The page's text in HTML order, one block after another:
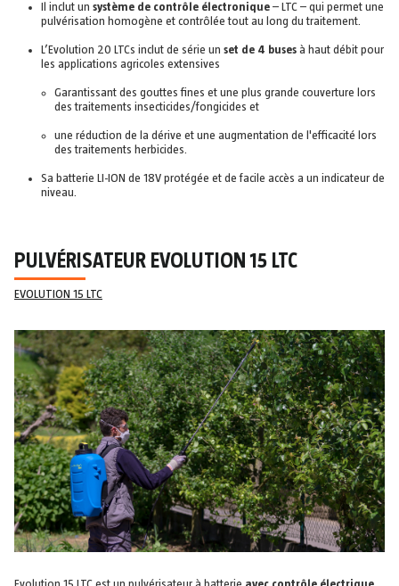
Il inclut un système de contrôle électronique – LTC – qui permet une
pulvérisation homogène et contrôlée tout au long du traitement.
L’Evolution 20 LTCs inclut de série un set de 4 buses à haut débit pour
les applications agricoles extensives
Garantissant des gouttes fines et une plus grande couverture lors
des traitements insecticides/fongicides et
une réduction de la dérive et une augmentation de l'efficacité lors
des traitements herbicides.
Sa batterie LI-ION de 18V protégée et de facile accès a un indicateur de
niveau.
PULVÉRISATEUR EVOLUTION 15 LTC
EVOLUTION 15 LTC